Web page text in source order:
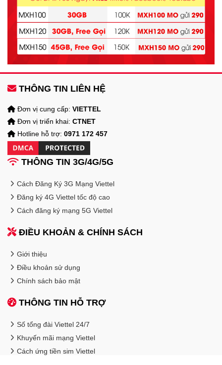
THÔNG TIN LIÊN HỆ
Đơn vị cung cấp: VIETTEL
Đơn vị triển khai: CTNET
Hotline hỗ trợ: 0971 172 457
THÔNG TIN 3G/4G/5G
Cách Đăng Ký 3G Mạng Viettel
Đăng ký 4G Viettel tốc độ cao
Cách đăng ký mạng 5G Viettel
ĐIỀU KHOẢN & CHÍNH SÁCH
Giới thiệu
Điều khoản sử dụng
Chính sách bảo mật
THÔNG TIN HỖ TRỢ
Số tổng đài Viettel 24/7
Khuyến mãi mạng Viettel
Cách ứng tiền sim Viettel